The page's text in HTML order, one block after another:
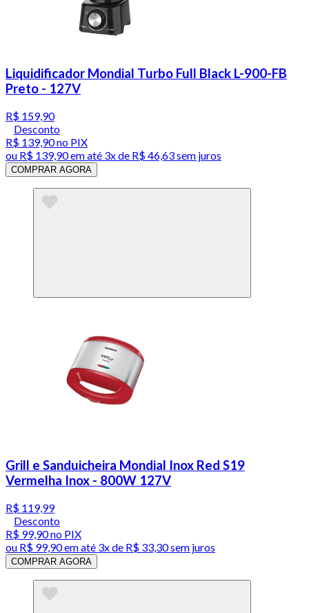
Liquidificador Mondial Turbo Full Black L-900-FB
Preto - 127V
R$ 159,90
Desconto
R$ 139,90no PIX
ou R$ 139,90em até 3x de R$ 46,63 sem juros
COMPRAR AGORA
Grill e Sanduicheira Mondial Inox Red S19
Vermelha Inox - 800W 127V
R$ 119,99
Desconto
R$ 99,90no PIX
ou R$ 99,90em até 3x de R$ 33,30 sem juros
COMPRAR AGORA